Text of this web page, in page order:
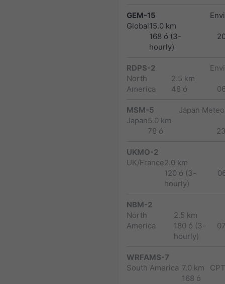
GEM-15
Global15.0 km
168 ó (3-
hourly)
RDPS-2
North
America
2.5 km
48 ó
MSM-5
Japan5.0 km
78 ó
Japan
UKMO-2
UK/France2.0 km
120 ó (3-
hourly)
NBM-2
North
America
2.5 km
180 ó (3-
hourly)
WRFAMS-7
South America 7.0 km
168 ó